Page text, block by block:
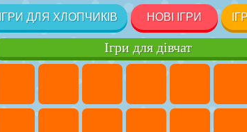
ІГРИ ДЛЯ ХЛОПЧИКІВ НОВІ ІГРИ
Ігри для дівчат